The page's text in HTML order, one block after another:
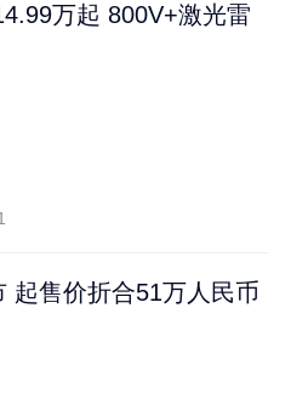
万起 800V+激光雷
起售价折合51万人民币